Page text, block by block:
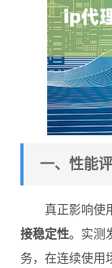
一、性能
真正影响使
接稳定性。实测
务，在连续使用